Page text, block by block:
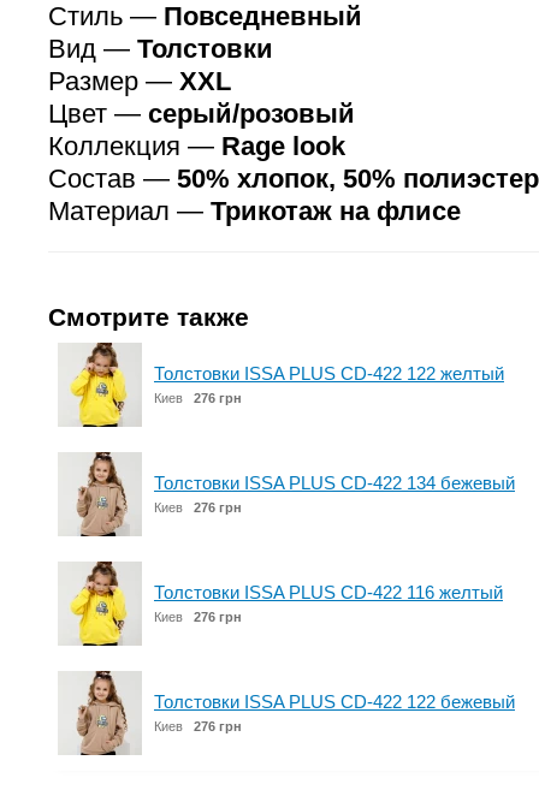
Стиль — Повседневный
Вид — Толстовки
Размер — XXL
Цвет — серый/розовый
Коллекция — Rage look
Состав — 50% хлопок, 50% полиэстер
Материал — Трикотаж на флисе
Смотрите также
Толстовки ISSA PLUS CD-422 122 желтый
Киев 276 грн
Толстовки ISSA PLUS CD-422 134 бежевый
Киев 276 грн
Толстовки ISSA PLUS CD-422 116 желтый
Киев 276 грн
Толстовки ISSA PLUS CD-422 122 бежевый
Киев 276 грн